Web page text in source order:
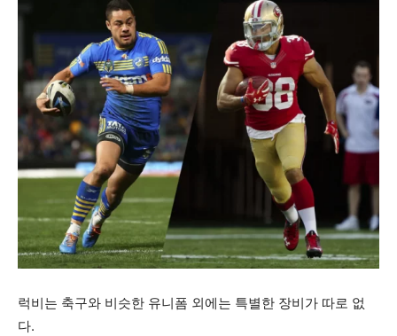
럭비는 축구와 비슷한 유니폼 외에는 특별한 장비가 따로 없
다.